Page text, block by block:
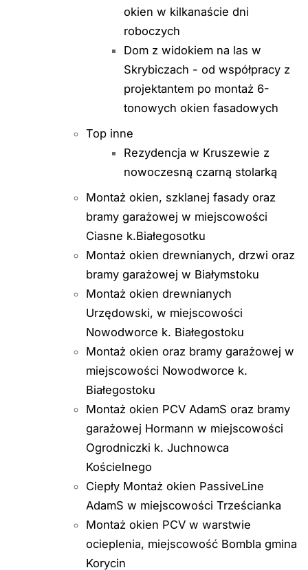
okien w kilkanaście dni
roboczych
Dom z widokiem na las w
Skrybiczach - od współpracy z
projektantem po montaż 6-
tonowych okien fasadowych
Top inne
Rezydencja w Kruszewie z
nowoczesną czarną stolarką
Montaż okien, szklanej fasady oraz
bramy garażowej w miejscowości
Ciasne k.Białegosotku
Montaż okien drewnianych, drzwi oraz
bramy garażowej w Białymstoku
Montaż okien drewnianych
Urzędowski, w miejscowości
Nowodworce k. Białegostoku
Montaż okien oraz bramy garażowej w
miejscowości Nowodworce k.
Białegostoku
Montaż okien PCV AdamS oraz bramy
garażowej Hormann w miejscowości
Ogrodniczki k. Juchnowca
Kościelnego
Ciepły Montaż okien PassiveLine
AdamS w miejscowości Trześcianka
Montaż okien PCV w warstwie
ocieplenia, miejscowość Bombla gmina
Korycin